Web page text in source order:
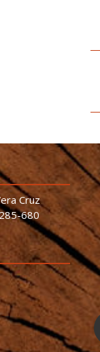
Cruz
680